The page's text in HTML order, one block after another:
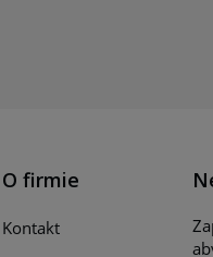
O firmie
Kontakt